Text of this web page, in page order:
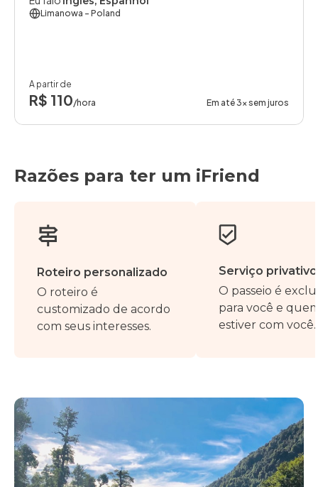
Limanowa - Poland
A partir de
R$ 110/hora Em até 3x sem juros
Razões para ter um iFriend
Roteiro personalizado
O roteiro é
customizado de acordo
com seus interesses.
Serviço privativo
O passeio é
para você e
estiver com você.